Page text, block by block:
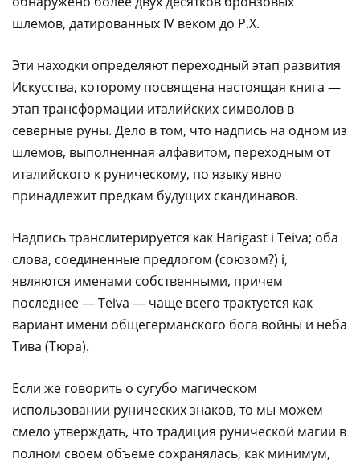
шлемов, датированных IV веком до Р.Х.
Эти находки определяют переходный этап развития
Искусства, которому посвящена настоящая книга —
этап трансформации италийских символов в
северные руны. Дело в том, что надпись на одном из
шлемов, выполненная алфавитом, переходным от
италийского к руническому, по языку явно
принадлежит предкам будущих скандинавов.
Надпись транслитерируется как Harigast i Teiva; оба
слова, соединенные предлогом (союзом?) i,
являются именами собственными, причем
последнее — Teiva — чаще всего трактуется как
вариант имени общегерманского бога войны и неба
Тива (Тюра).
Если же говорить о сугубо магическом
использовании рунических знаков, то мы можем
смело утверждать, что традиция рунической магии в
полном своем объеме сохранялась, как минимум,